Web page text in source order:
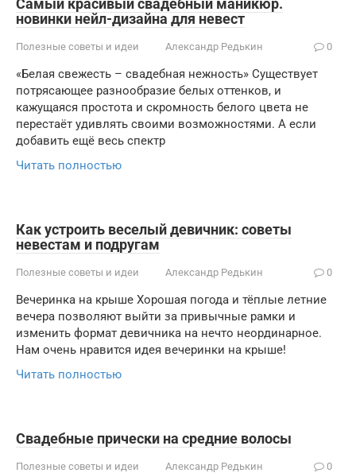
Самый красивый свадебный маникюр.
новинки нейл-дизайна для невест
Полезные советы и идеи Александр Редькин 0
«Белая свежесть – свадебная нежность» Существует
потрясающее разнообразие белых оттенков, и
кажущаяся простота и скромность белого цвета не
перестаёт удивлять своими возможностями. А если
добавить ещё весь спектр
Читать полностью
Как устроить веселый девичник: советы
невестам и подругам
Полезные советы и идеи Александр Редькин 0
Вечеринка на крыше Хорошая погода и тёплые летние
вечера позволяют выйти за привычные рамки и
изменить формат девичника на нечто неординарное.
Нам очень нравится идея вечеринки на крыше!
Читать полностью
Свадебные прически на средние волосы
Полезные советы и идеи Александр Редькин 0